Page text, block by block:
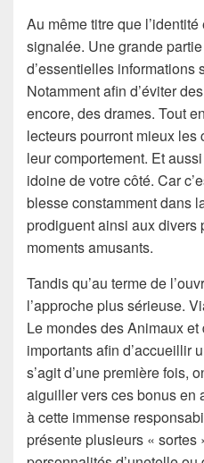
Au même titre que
signalée. Une grande
d’essentielles informations
Notamment afin d’éviter
encore, des drames. Tout
lecteurs pourront mieux les
leur comportement. Et
idoine de votre côté. Car
blesse constamment dans
prodiguent ainsi aux divers
moments amusants.
Tandis qu’au terme de
l’approche plus sérieuse.
Le mondes des Animaux
importants afin d’accueillir
s’agit d’une première fois,
aiguiller vers ces bonus en
à cette immense
présente plusieurs «